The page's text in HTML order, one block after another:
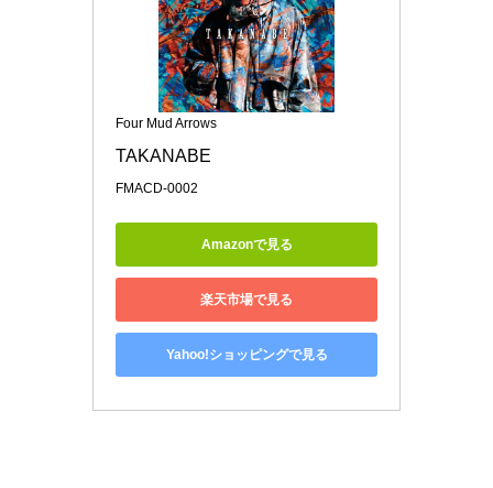
Four Mud Arrows
TAKANABE
FMACD-0002
Amazonで見る
楽天市場で見る
Yahoo!ショッピングで見る